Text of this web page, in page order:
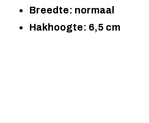
Breedte: normaal
Hakhoogte: 6,5 cm